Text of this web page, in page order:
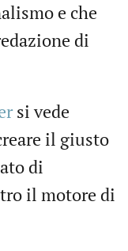
e che
di
si vede
il giusto
di
il motore di